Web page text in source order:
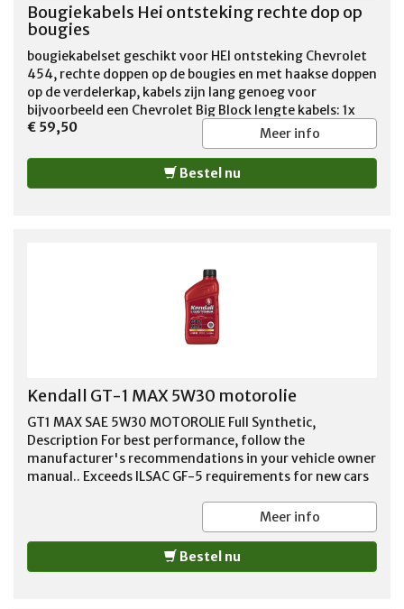
Bougiekabels Hei ontsteking rechte dop op
bougies
bougiekabelset geschikt voor HEI ontsteking Chevrolet
454, rechte doppen op de bougies en met haakse doppen
op de verdelerkap, kabels zijn lang genoeg voor
bijvoorbeeld een Chevrolet Big Block lengte kabels: 1x
68cm 4x 73cm 1x 83cm 1x 93cm 1x 103cm
€ 59,50 Meer info
Bestel nu
Kendall GT-1 MAX 5W30 motorolie
GT1 MAX SAE 5W30 MOTOROLIE Full Synthetic,
Description For best performance, follow the
manufacturer's recommendations in your vehicle owner
manual.. Exceeds ILSAC GF-5 requirements for new cars
extreme temperatures compared with conventional
engine oils. Exclusive Liquid Titanium protection
additive provides extra wear protection and improved
fuel economy. Formulated for use in vehicles operating
Meer info
Bestel nu